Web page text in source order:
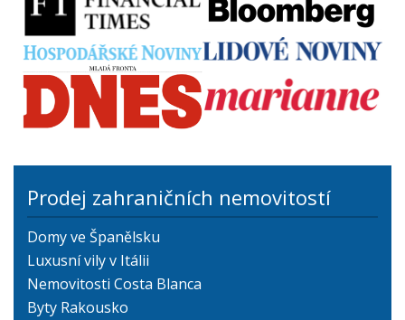
Prodej zahraničních nemovitostí
Domy ve Španělsku
Luxusní vily v Itálii
Nemovitosti Costa Blanca
Byty Rakousko